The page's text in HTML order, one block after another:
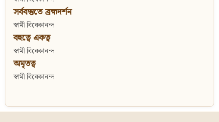
সর্ববস্তুতে ব্রহ্মদর্শন
স্বামী বিবেকানন্দ
বহুত্বে একত্ব
স্বামী বিবেকানন্দ
অমৃতত্ব
স্বামী বিবেকানন্দ